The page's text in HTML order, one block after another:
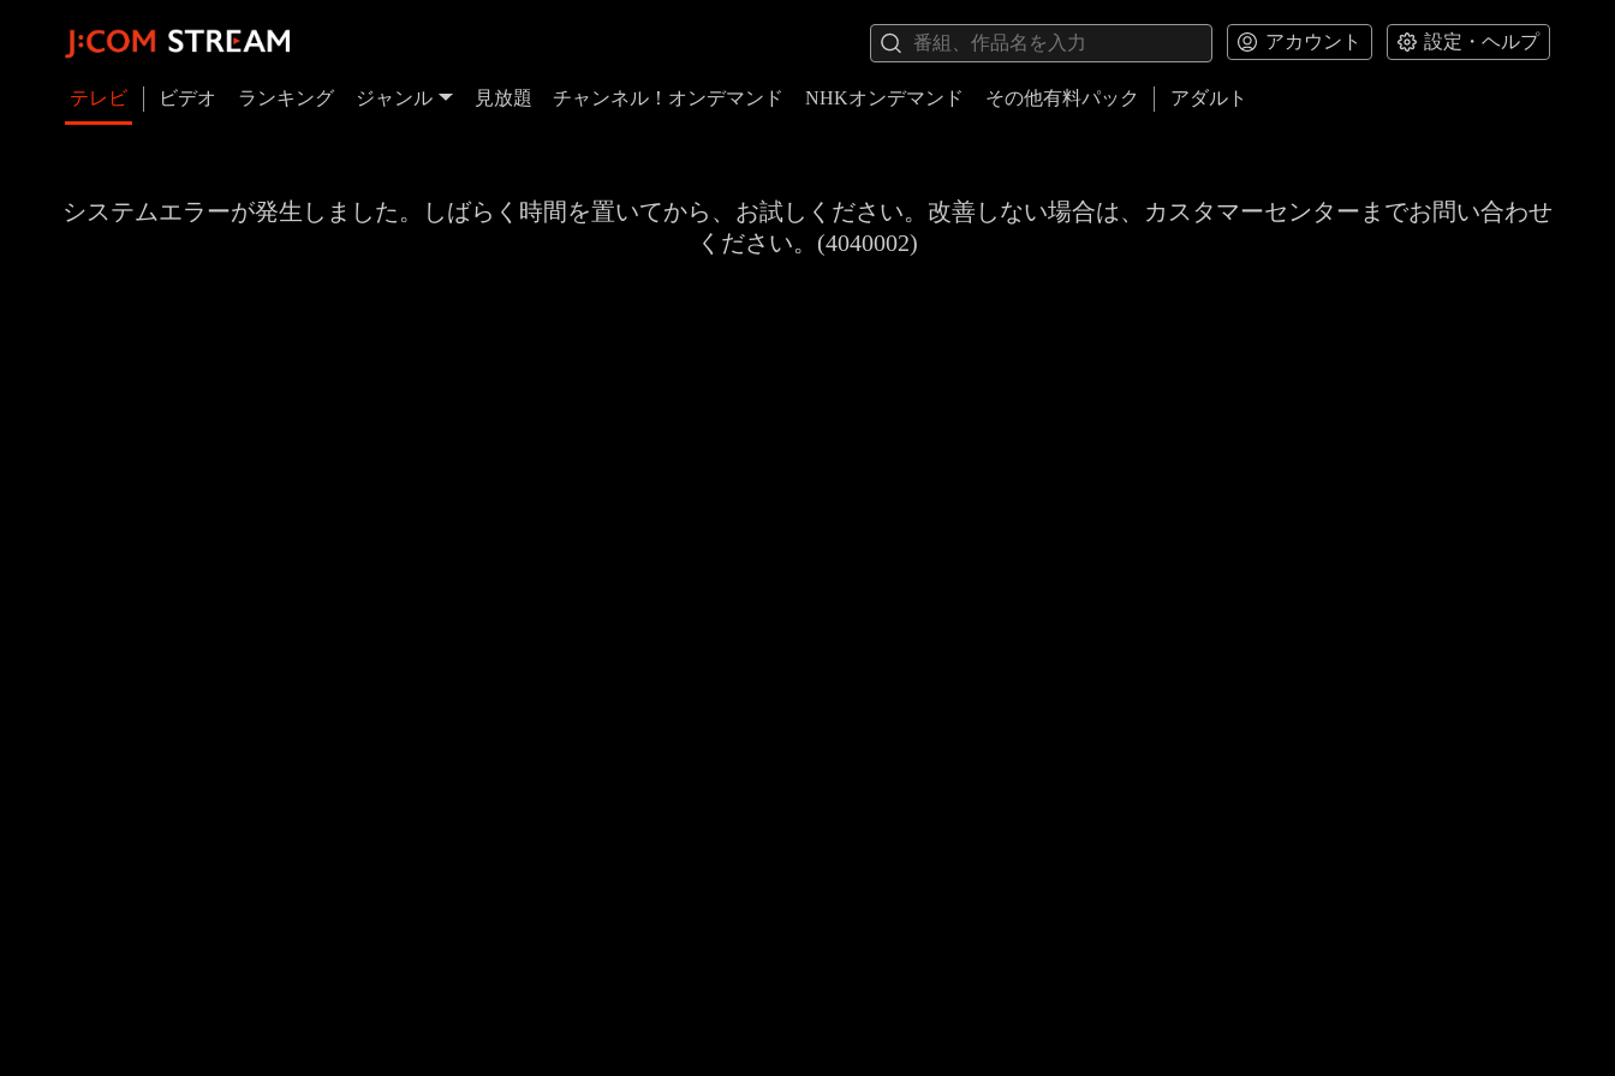
アカウント 設定・ヘルプ
テレビ ビデオ ランキング ジャンル 見放題 チャンネル！オンデマンド NHKオンデマンド その他有料パック アダルト
システムエラーが発生しました。しばらく時間を置いてから、お試しください。改善しない場合は、カスタマーセンターまでお問い合わせ
ください。(4040002)